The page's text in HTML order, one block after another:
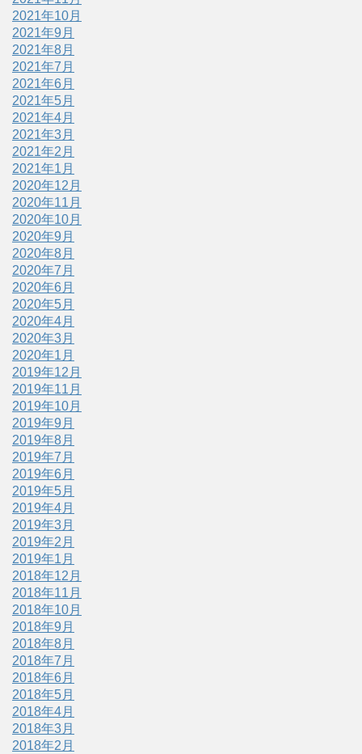
2021年10月
2021年9月
2021年8月
2021年7月
2021年6月
2021年5月
2021年4月
2021年3月
2021年2月
2021年1月
2020年12月
2020年11月
2020年10月
2020年9月
2020年8月
2020年7月
2020年6月
2020年5月
2020年4月
2020年3月
2020年1月
2019年12月
2019年11月
2019年10月
2019年9月
2019年8月
2019年7月
2019年6月
2019年5月
2019年4月
2019年3月
2019年2月
2019年1月
2018年12月
2018年11月
2018年10月
2018年9月
2018年8月
2018年7月
2018年6月
2018年5月
2018年4月
2018年3月
2018年2月